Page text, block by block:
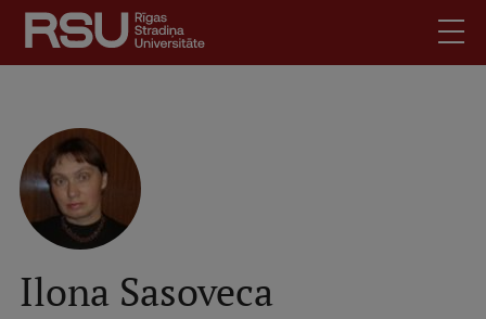
Pārlekt
galveno
saturu
Latviski
Meklēt Mobile
augšējā
izvēlne
Skolēniem
Studentiem
Darbiniekiem
Ilona Sasoveca